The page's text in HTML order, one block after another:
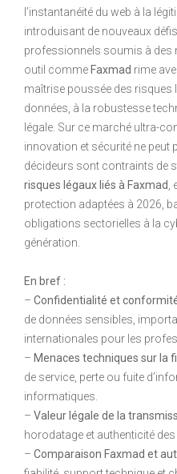
l’instantanéité du web à la
introduisant de nouveaux
professionnels soumis à des
outil comme Faxmad rime
maîtrise poussée des risques
données, à la robustesse
légale. Sur ce marché ultra-
innovation et sécurité ne peut
décideurs sont contraints de
risques légaux liés à Faxmad
protection adaptées à 2026,
obligations sectorielles à la
génération.
En bref :
– Confidentialité et
de données sensibles,
internationales pour les
– Menaces techniques sur la
de service, perte ou fuite
informatiques.
– Valeur légale de la
horodatage et authenticité des
– Comparaison Faxmad et